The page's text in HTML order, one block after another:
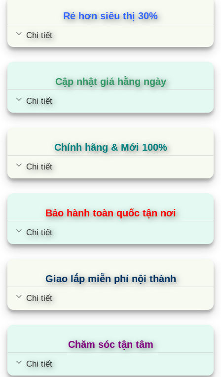
phòng họp, nhà hàng…
Điều hòa Mitsubishi 2 chiều thiết bị sử dụng
quanh năm với khả năng làm mát và sưởi
Điều hòa 2 chiều Mitsubishi SRK60ZSX-S mang
đến cho Bạn tận hưởng cuộc sống 4 mùa như ý:
Luồng gió thổi 4 hướng (Trên/dưới, Trái / Phải) hơi
hưởng không gian sống lý tưởng.
SRK60ZSX-S thuộc dòng điều hòa 2 chiều vừa có
khả năng làm lạnh vào mùa hè, vừa có khả năng
sưởi ấm vào mùa đông. Do đó, chiếc điều hòa này
phù hợp với những vùng có khí hậu nóng và mùa
Điều hòa SRK60ZSX-S bảo vệ sức khỏe tốt
hơn với bộ lọc khuẩn Enzyme
Máy được trang bị bộ lọc Enzyme với enzyme
trùng nhờ tấn công vào giáp bào của vi khuẩn và
tiêu diệt chúng. Bộ lọc khử mùi giữ không khí
trong lành bằng cách loại bỏ các mùi hôi khó chịu,
Rẻ hơn siêu thị 30%
Chi tiết
Cập nhật giá hằng ngày
Chi tiết
Chính hãng & Mới 100%
Chi tiết
Bảo hành toàn quốc tận nơi
Chi tiết
Giao lắp miễn phí nội thành
Chi tiết
Chăm sóc tận tâm
Chi tiết